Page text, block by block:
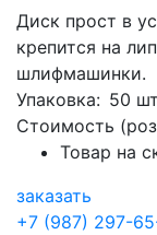
Диск прост в
крепится на
шлифмашинки.
Упаковка: 50 шт
Стоимость
Товар на
заказать
+7 (987) 297-